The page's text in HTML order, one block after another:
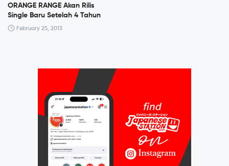
ORANGE RANGE Akan Rilis
Single Baru Setelah 4 Tahun
February 25, 2013